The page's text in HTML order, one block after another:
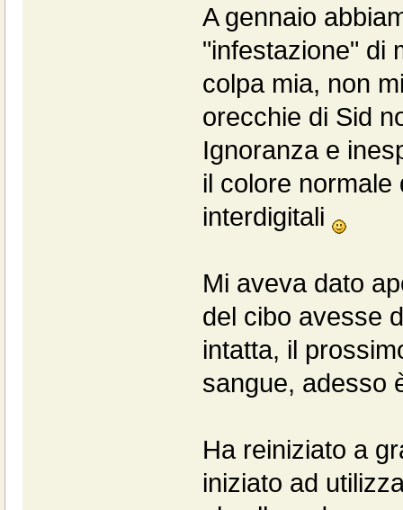
A gennaio
"infestazione" di
colpa mia, non
orecchie di Sid
Ignoranza e
il colore
interdigitali
Mi aveva dato
del cibo avesse
intatta, il
sangue, adesso
Ha reiniziato a
iniziato ad